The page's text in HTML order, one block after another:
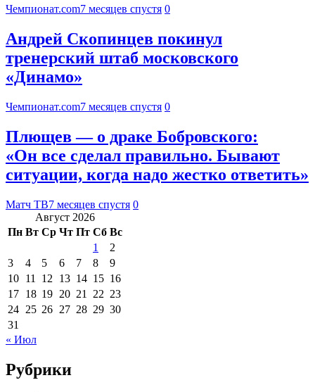
Чемпионат.com7 месяцев спустя 0
Андрей Скопинцев покинул
тренерский штаб московского
«Динамо»
Чемпионат.com7 месяцев спустя 0
Плющев — о драке Бобровского:
«Он все сделал правильно. Бывают
ситуации, когда надо жестко ответить»
Матч ТВ7 месяцев спустя 0
Август 2026
Пн Вт Ср Чт Пт Сб Вс
1
2
3
4 5 6 7 8
9
10 11 12 13 14 15 16
17 18 19 20 21 22 23
24 25 26 27 28 29 30
31
« Июл
Рубрики